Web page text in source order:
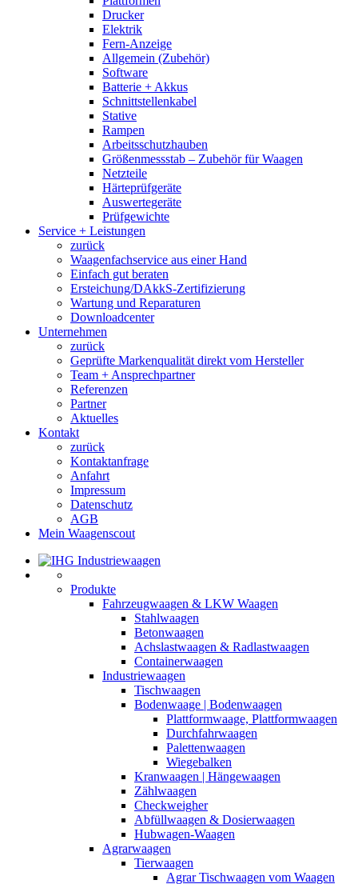
Drucker
Elektrik
Fern-Anzeige
Allgemein (Zubehör)
Software
Batterie + Akkus
Schnittstellenkabel
Stative
Rampen
Arbeitsschutzhauben
Größenmessstab – Zubehör für Waagen
Netzteile
Härteprüfgeräte
Auswertegeräte
Prüfgewichte
Service + Leistungen
zurück
Waagenfachservice aus einer Hand
Einfach gut beraten
Ersteichung/DAkkS-Zertifizierung
Wartung und Reparaturen
Downloadcenter
Unternehmen
zurück
Geprüfte Markenqualität direkt vom Hersteller
Team + Ansprechpartner
Referenzen
Partner
Aktuelles
Kontakt
zurück
Kontaktanfrage
Anfahrt
Impressum
Datenschutz
AGB
Mein Waagenscout
Produkte
Fahrzeugwaagen & LKW Waagen
Stahlwaagen
Betonwaagen
Achslastwaagen & Radlastwaagen
Containerwaagen
Industriewaagen
Tischwaagen
Bodenwaage | Bodenwaagen
Plattformwaage, Plattformwaagen
Durchfahrwaagen
Palettenwaagen
Wiegebalken
Kranwaagen | Hängewaagen
Zählwaagen
Checkweigher
Abfüllwaagen & Dosierwaagen
Hubwagen-Waagen
Agrarwaagen
Tierwaagen
Agrar Tischwaagen vom Waagen